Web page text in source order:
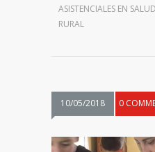
ASISTENCIALES EN
RURAL
10/05/2018 0